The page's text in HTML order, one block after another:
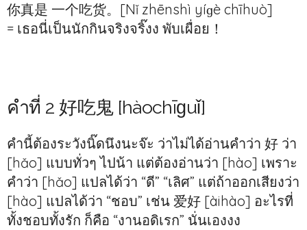
你真是 一个吃货。[Nǐ zhēnshì yíɡè chīhuò]
= เธอนี่เป็นนักกินจริงจริ๊งง พับเผื่อย！
คำที่ 2 好吃鬼 [hàochīɡuǐ]
คำนี้ต้องระวังนิ๊ดนึงนะจ๊ะ ว่าไม่ได้อ่านคำว่า 好 ว่า
[hǎo] แบบทั่วๆ ไปน้า แต่ต้องอ่านว่า [hào] เพราะ
คำว่า [hǎo] แปลได้ว่า “ดี” “เลิศ” แต่ถ้าออกเสียงว่า
[hào] แปลได้ว่า “ชอบ” เช่น 爱好 [àihào] อะไรที่
ทั้งชอบทั้งรัก ก็คือ “งานอดิเรก” นั่นเองงง